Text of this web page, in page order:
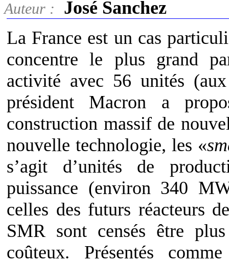
Auteur :
José Sanchez
La France est un cas
concentre le plus grand
activité avec 56 unités
président Macron a
construction massif de
nouvelle technologie, les «
s’agit d’unités de
puissance (environ 340
celles des futurs réacteurs
SMR sont censés être
coûteux. Présentés